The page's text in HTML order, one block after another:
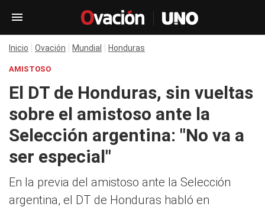
Inicio Ovación Mundial Honduras
AMISTOSO
El DT de Honduras, sin vueltas
sobre el amistoso ante la
Selección argentina: "No va a
ser especial"
En la previa del amistoso ante la Selección
argentina, el DT de Honduras habló en